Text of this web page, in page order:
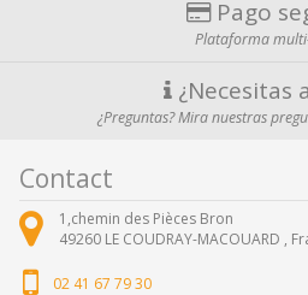
Pago
Plataforma
¿Necesitas
¿Preguntas? Mira nuestras
Contact
1,chemin des Pièces Bron
49260 LE COUDRAY-MACOUARD ,
02 41 67 79 30